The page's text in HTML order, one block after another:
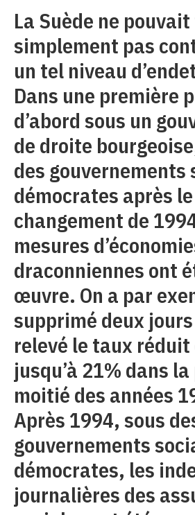
La Suède ne
simplement pas
un tel niveau
Dans une première
d’abord sous un
de droite
des gouvernements
démocrates après le
changement de
mesures
draconniennes ont
œuvre. On a par
supprimé deux
relevé le taux réduit
jusqu’à 21% dans
moitié des années
Après 1994, sous
gouvernements
démocrates, les
journalières des